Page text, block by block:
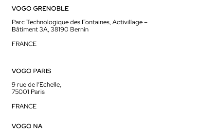
VOGO GRENOBLE
Parc Technologique des Fontaines, Activillage –
Bâtiment 3A, 38190 Bernin
FRANCE
VOGO PARIS
9 rue de l’Echelle,
75001 Paris
FRANCE
VOGO NA